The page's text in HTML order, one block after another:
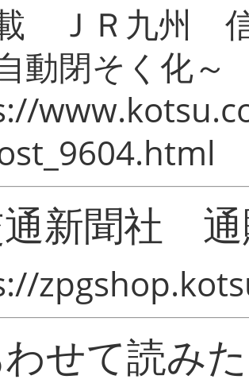
ＪＲ九州 信
動閉そく化～
通新聞社
せて読み